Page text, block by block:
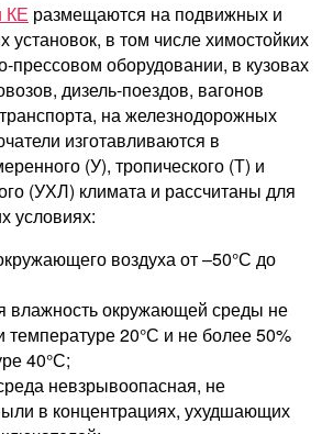
КЕ размещаются на подвижных и
установок, в том числе химостойких
прессовом оборудовании, в кузовах
дизель-поездов, вагонов
на железнодорожных
изготавливаются в
(У), тропического (Т) и
(УХЛ) климата и рассчитаны для
условиях:
воздуха от –50°С до
влажность окружающей среды не
температуре 20°С и не более 50%
40°С;
невзрывоопасная, не
в концентрациях, ухудшающих